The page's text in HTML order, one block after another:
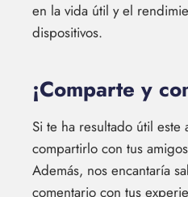
en la vida útil y el
dispositivos.
¡Comparte y
Si te ha resultado útil
compartirlo con tus
Además, nos encantaría
comentario con tus